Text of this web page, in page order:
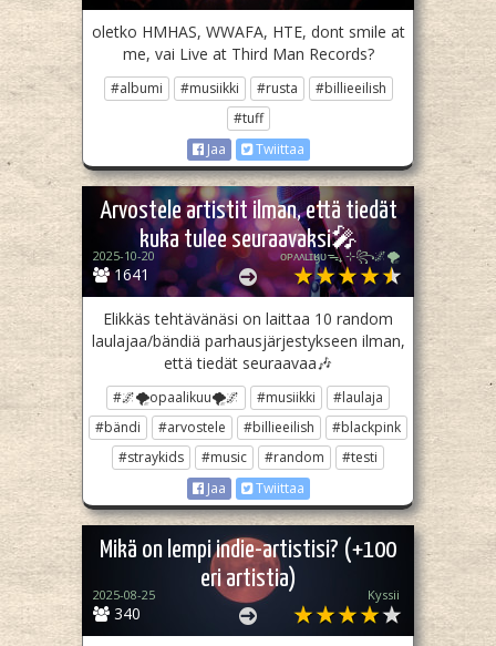
oletko HMHAS, WWAFA, HTE, dont smile at
me, vai Live at Third Man Records?
#albumi #musiikki #rusta
#billieeilish
#tuff
Jaa
Twiittaa
Arvostele artistit ilman, että tiedät
kuka tulee seuraavaksi🎤
1641
2025-10-20 ᴏᴘᴀᴀʟɪӄᴜᴜᯓ₊ ⊹꧂🌌🌪
Elikkäs tehtävänäsi on laittaa 10 random
laulajaa/bändiä parhausjärjestykseen ilman,
että tiedät seuraavaa🎶
#🌌🌪opaalikuu🌪🌌 #musiikki
#laulaja
#bändi
#arvostele #billieeilish
#blackpink
#straykids
#music #random
#testi
Jaa
Twiittaa
Mikä on lempi indie-artistisi? (+100
eri artistia)
340
2025-08-25 Kyssii